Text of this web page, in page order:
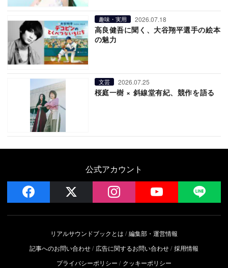
趣味・実用 2026.07.18
高良健吾に聞く、大谷翔平選手の絵本
の魅力
文芸 2026.07.25
桜庭一樹 × 斜線堂有紀、競作を語る
公式アカウント
facebook instagram YouTube
リアルサウンドブックとは
編集部・運営情報
記事へのお問い合わせ
広告に関するお問い合わせ 採用情報
プライバシーポリシー
クッキーポリシー